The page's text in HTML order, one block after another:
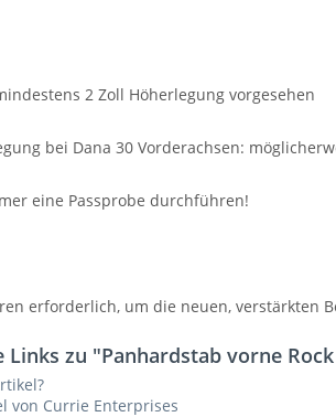
2 Zoll Höherlegung vorgesehen
bei Dana 30 Vorderachsen:
eine Passprobe durchführen!
erforderlich, um die neuen, verstärkten
zu "Panhardstab vorne Rock
von Currie Enterprises